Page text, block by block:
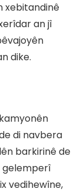
xebitandinê
an jî
dike.
di navbera
barkirinê de
gelemperî
vedihewîne,